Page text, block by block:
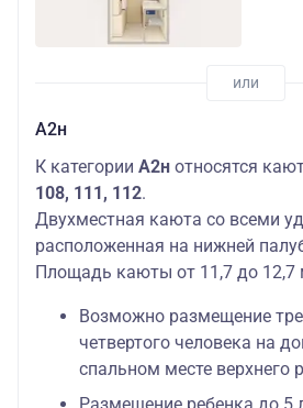
А2н
К категории А2н относятся
108, 111, 112.
Двухместная каюта со всеми
расположенная на нижней
Площадь каюты от 11,7 до 12,7
Возможно размещение
четвертого человека на
спальном месте верхнего
Размещение ребенка до 5